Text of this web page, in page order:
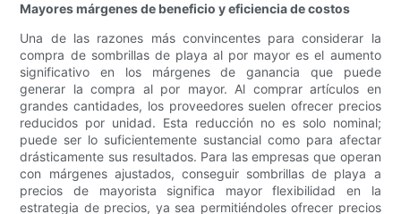
Mayores márgenes de beneficio y eficiencia de costos
Una de las razones más convincentes para considerar la
compra de sombrillas de playa al por mayor es el aumento
significativo en los márgenes de ganancia que puede
generar la compra al por mayor. Al comprar artículos en
grandes cantidades, los proveedores suelen ofrecer precios
reducidos por unidad. Esta reducción no es solo nominal;
puede ser lo suficientemente sustancial como para afectar
drásticamente sus resultados. Para las empresas que operan
con márgenes ajustados, conseguir sombrillas de playa a
precios de mayorista significa mayor flexibilidad en la
estrategia de precios, ya sea permitiéndoles ofrecer precios